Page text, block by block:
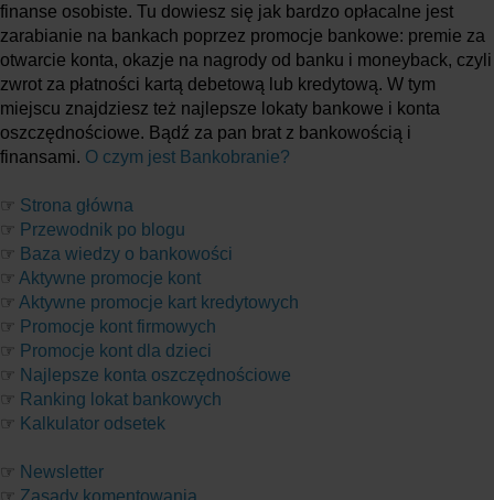
finanse osobiste. Tu dowiesz się jak bardzo opłacalne jest
zarabianie na bankach poprzez promocje bankowe: premie za
otwarcie konta, okazje na nagrody od banku i moneyback, czyli
zwrot za płatności kartą debetową lub kredytową. W tym
miejscu znajdziesz też najlepsze lokaty bankowe i konta
oszczędnościowe. Bądź za pan brat z bankowością i
finansami. O czym jest Bankobranie?
☞ Strona główna
☞ Przewodnik po blogu
☞ Baza wiedzy o bankowości
☞ Aktywne promocje kont
☞ Aktywne promocje kart kredytowych
☞ Promocje kont firmowych
☞ Promocje kont dla dzieci
☞ Najlepsze konta oszczędnościowe
☞ Ranking lokat bankowych
☞ Kalkulator odsetek
☞ Newsletter
☞ Zasady komentowania